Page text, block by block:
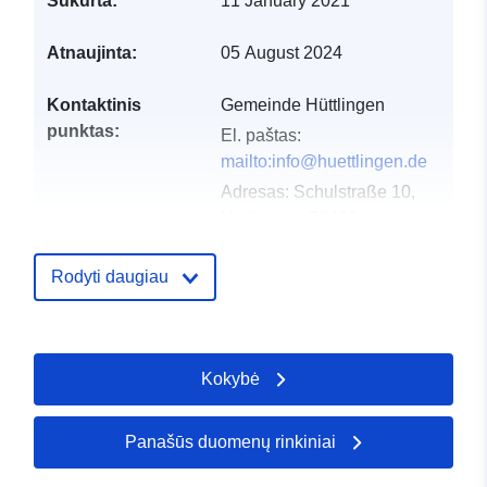
Atnaujinta: 05 August 2024
Kontaktinis
punktas:
Gemeinde Hüttlingen
El. paštas:
mailto:info@huettlingen.de
Adresas: Schulstraße 10,
Katalogo įrašas: Pridėta prie duomenų.europa.eu:
2026
Atnaujinta informacija apie
26 April 2026
Rodyti daugiau
Kokybė
Panašūs duomenų rinkiniai